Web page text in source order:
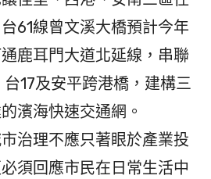
61線曾文溪大橋預計今年
鹿耳門大道北延線，串聯
17及安平跨港橋，建構三
濱海快速交通網。
治理不應只著眼於產業投
須回應市民在日常生活中